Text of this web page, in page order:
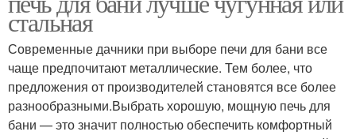
стальная
Современные дачники при выборе печи для бани все
чаще предпочитают металлические. Тем более, что
предложения от производителей становятся все более
разнообразными.Выбрать хорошую, мощную печь для
бани — это значит полностью обеспечить комфортный